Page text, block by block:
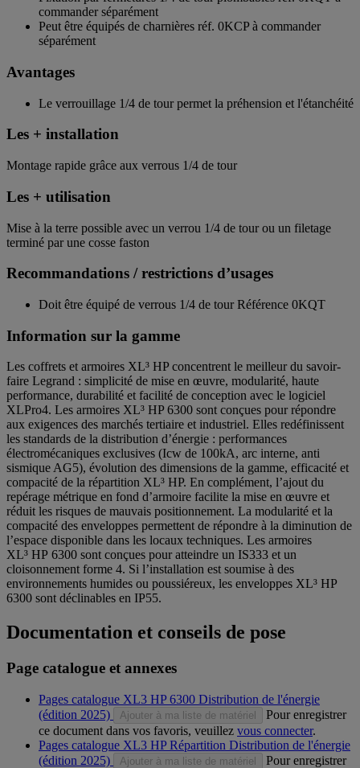
commander séparément
Peut être équipés de charnières réf. 0KCP à commander
séparément
Avantages
Le verrouillage 1/4 de tour permet la préhension et l'étanchéité
Les + installation
Montage rapide grâce aux verrous 1/4 de tour
Les + utilisation
Mise à la terre possible avec un verrou 1/4 de tour ou un filetage
terminé par une cosse faston
Recommandations / restrictions d’usages
Doit être équipé de verrous 1/4 de tour Référence 0KQT
Information sur la gamme
Les coffrets et armoires XL³ HP concentrent le meilleur du savoir-
faire Legrand : simplicité de mise en œuvre, modularité, haute
performance, durabilité et facilité de conception avec le logiciel
XLPro4. Les armoires XL³ HP 6300 sont conçues pour répondre
aux exigences des marchés tertiaire et industriel. Elles redéfinissent
les standards de la distribution d’énergie : performances
électromécaniques exclusives (Icw de 100kA, arc interne, anti
sismique AG5), évolution des dimensions de la gamme, efficacité et
compacité de la répartition XL³ HP. En complément, l’ajout du
repérage métrique en fond d’armoire facilite la mise en œuvre et
réduit les risques de mauvais positionnement. La modularité et la
compacité des enveloppes permettent de répondre à la diminution de
l’espace disponible dans les locaux techniques. Les armoires
XL³ HP 6300 sont conçues pour atteindre un IS333 et un
cloisonnement forme 4. Si l’installation est soumise à des
environnements humides ou poussiéreux, les enveloppes XL³ HP
6300 sont déclinables en IP55.
Documentation et conseils de pose
Page catalogue et annexes
Pages catalogue XL3 HP 6300 Distribution de l'énergie
(édition 2025)
Ajouter à ma liste de matériel
Pour enregistrer
ce document dans vos favoris, veuillez vous connecter.
Pages catalogue XL3 HP Répartition Distribution de l'énergie
(édition 2025)
Ajouter à ma liste de matériel
Pour enregistrer